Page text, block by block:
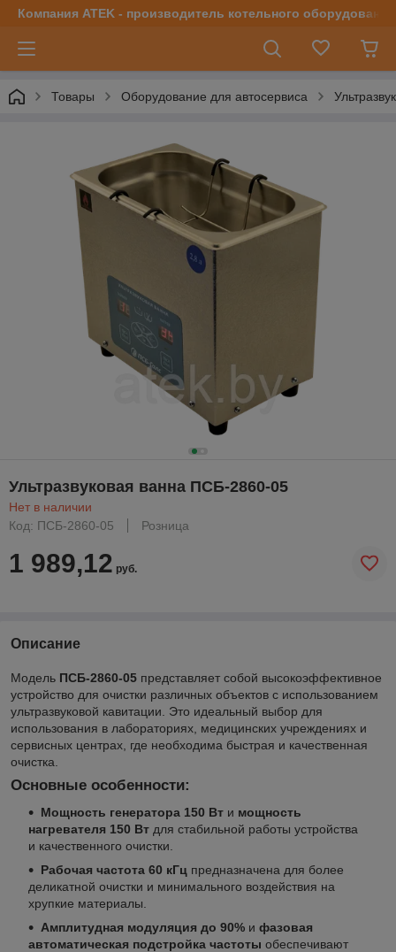
Компания ATEK - производитель котельного оборудования
Товары Оборудование для автосервиса
Ультразвуковая ванна ПСБ-2860-05
Нет в наличии
Код: ПСБ-2860-05
Розница
1 989,12 руб.
Описание
Модель ПСБ-2860-05 представляет собой высокоэффективное
устройство для очистки различных объектов с использованием
ультразвуковой кавитации. Это идеальный выбор для
использования в лабораториях, медицинских учреждениях и
сервисных центрах, где необходима быстрая и качественная
очистка.
Основные особенности:
Мощность генератора 150 Вт и мощность
нагревателя 150 Вт для стабильной работы устройства
и качественного очистки.
Рабочая частота 60 кГц предназначена для более
деликатной очистки и минимального воздействия на
хрупкие материалы.
Амплитудная модуляция до 90% и фазовая
автоматическая подстройка частоты обеспечивают